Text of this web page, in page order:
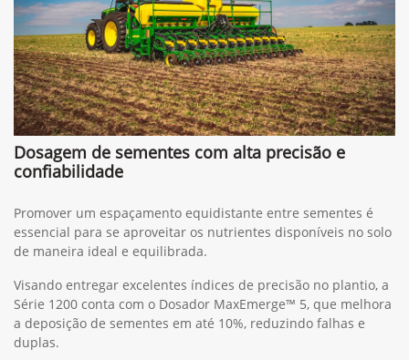
Dosagem de sementes com alta precisão e
confiabilidade
Promover um espaçamento equidistante entre sementes é
essencial para se aproveitar os nutrientes disponíveis no solo
de maneira ideal e equilibrada.
Visando entregar excelentes índices de precisão no plantio, a
Série 1200 conta com o Dosador MaxEmerge™ 5, que melhora
a deposição de sementes em até 10%, reduzindo falhas e
duplas.